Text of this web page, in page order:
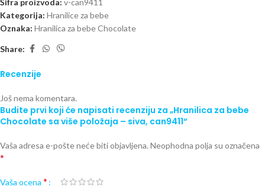
Šifra proizvoda: v-can9411
Kategorija: Hranilice za bebe
Oznaka: Hranilica za bebe Chocolate
Share:
Recenzije
Još nema komentara.
Budite prvi koji će napisati recenziju za „Hranilica za bebe
Chocolate sa više položaja – siva, can9411“
Vaša adresa e-pošte neće biti objavljena. Neophodna polja su označena
*
Vaša ocena *